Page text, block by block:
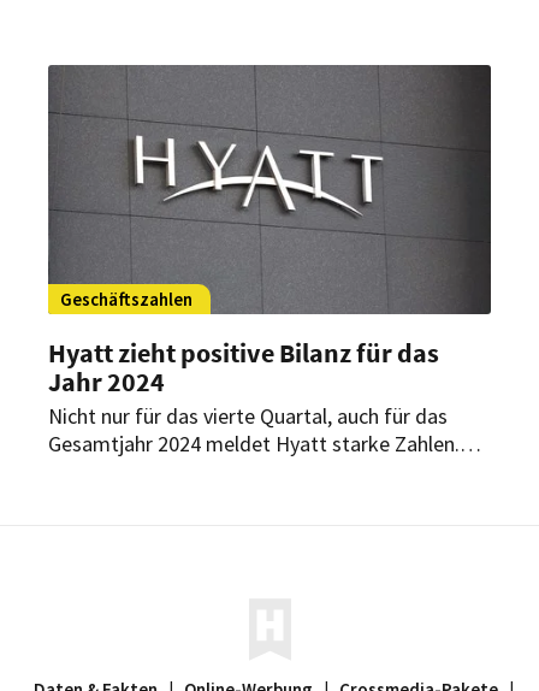
Rekorde erzielen.
Geschäftszahlen
Hyatt zieht positive Bilanz für das
Jahr 2024
Nicht nur für das vierte Quartal, auch für das
Gesamtjahr 2024 meldet Hyatt starke Zahlen.